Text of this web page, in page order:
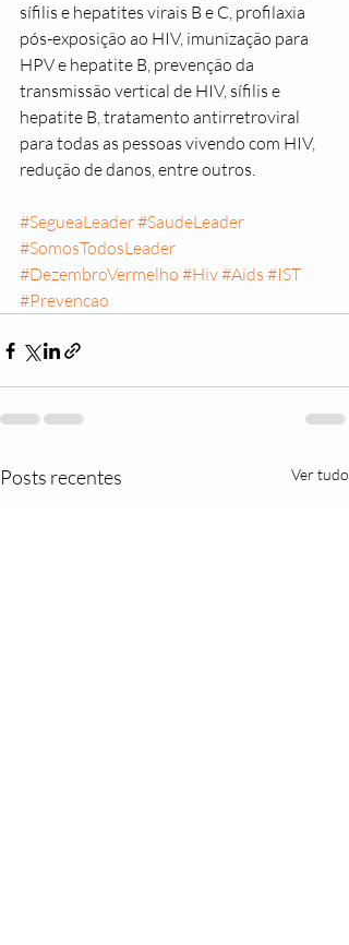
sífilis e hepatites virais B e C, profilaxia
pós-exposição ao HIV, imunização para
HPV e hepatite B, prevenção da
transmissão vertical de HIV, sífilis e
hepatite B, tratamento antirretroviral
para todas as pessoas vivendo com HIV,
redução de danos, entre outros.
#SegueaLeader#SaudeLeader
#SomosTodosLeader
#DezembroVermelho #Hiv#Aids #IST
#Prevencao
Posts recentes Ver tudo